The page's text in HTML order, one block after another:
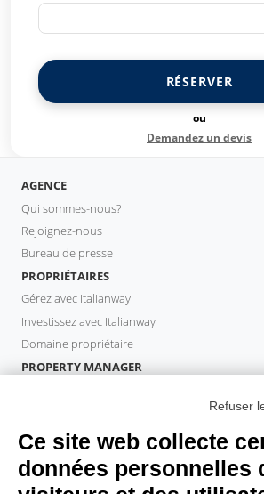
RÉSERVER
ou
Demandez un devis
AGENCE
Qui sommes-nous?
Rejoignez-nous
Bureau de presse
PROPRIÉTAIRES
Gérez avec Italianway
Investissez avec Italianway
Domaine propriétaire
PROPERTY MANAGER
INVITÉS
Réservez un séjour
Séjour longue durée
Refuser
Ce site web collecte
données personnelles